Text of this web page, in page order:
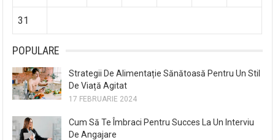
31
POPULARE
Strategii De Alimentație Sănătoasă Pentru Un Stil
De Viață Agitat
17 FEBRUARIE 2024
Cum Să Te Îmbraci Pentru Succes La Un Interviu
De Angajare